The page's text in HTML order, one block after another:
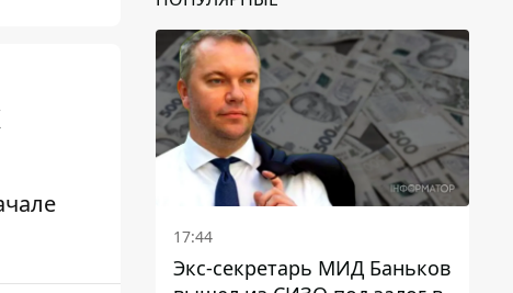
17:44
Экс-секретарь МИД Баньков